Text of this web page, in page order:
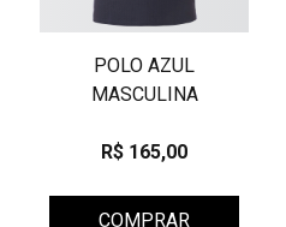
POLO AZUL
MASCULINA
R$ 165,00
COMPRAR